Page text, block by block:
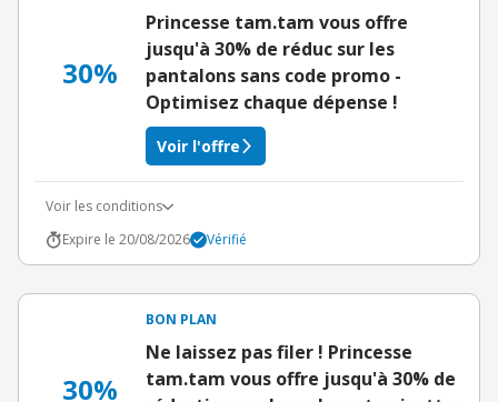
30%
Princesse tam.tam vous offre
jusqu'à 30% de réduc sur les
pantalons sans code promo -
Optimisez chaque dépense !
Voir l'offre
Voir les conditions
Expire le 20/08/2026
Vérifié
30%
BON PLAN
Ne laissez pas filer ! Princesse
tam.tam vous offre jusqu'à 30% de